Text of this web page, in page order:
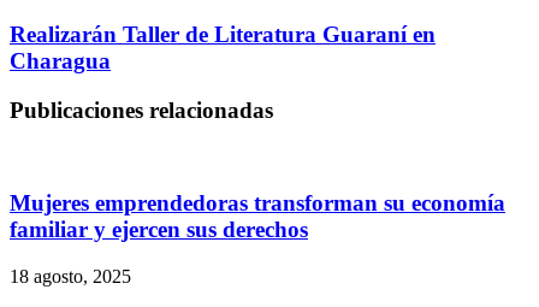
Realizarán Taller de Literatura Guaraní en
Charagua
Publicaciones relacionadas
Mujeres emprendedoras transforman su economía
familiar y ejercen sus derechos
18 agosto, 2025